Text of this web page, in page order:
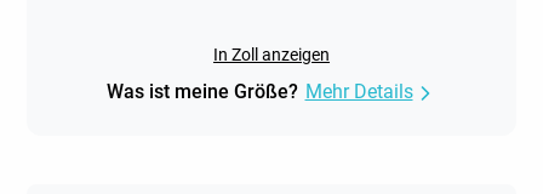
In Zoll anzeigen
Was ist meine Größe? Mehr Details